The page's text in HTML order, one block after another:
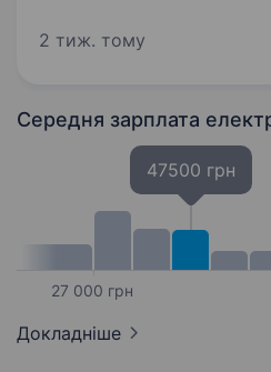
працевлаштування на 0,5
2 тиж. тому
Середня зарплата
27 000 грн
47500 грн
Докладніше